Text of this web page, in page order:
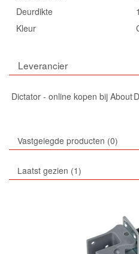
Deurdikte
Kleur
Leverancier
Dictator - online kopen bij About
Vastgelegde producten 0
Laatst gezien 1